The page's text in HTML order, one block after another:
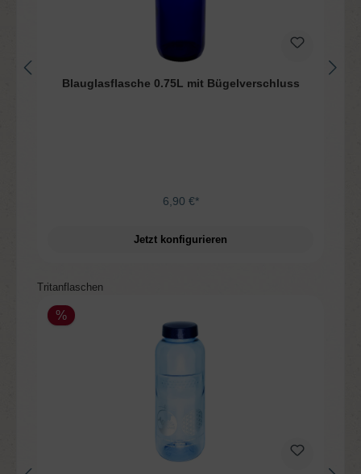
Blauglasflasche 0.75L mit Bügelverschluss
6,90 €*
Jetzt konfigurieren
Produktgalerie überspringen
Tritanflaschen
%